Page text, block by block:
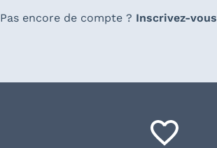
Pas encore de compte ? Inscrivez-vous